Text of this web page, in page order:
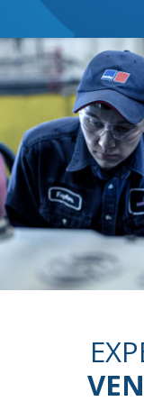
dieron un